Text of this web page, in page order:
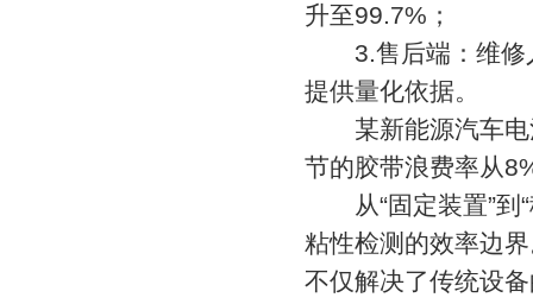
升至99.7%；
3.售后端：维修人
提供量化依据。
某新能源汽车电
节的胶带浪费率从
从“固定装置”到“
粘性检测的效率边
不仅解决了传统设